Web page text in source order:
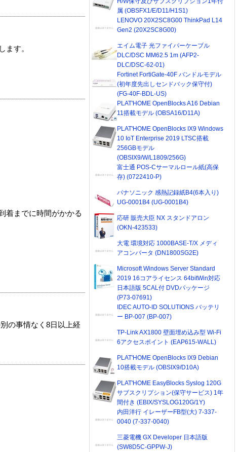
ます。
着までに時間がかかる
の事情なく8日以上経
属 (OBSFX1/E/D11/H1S1)
LENOVO 20X2SC8G00 ThinkPad L14
Gen2 (20X2SC8G00)
エイム電子 光ファイバーケーブル
DLC/DSC MM62.5 1m (AFP2-
DLC/DSC-62-01)
Fortinet FortiGate-40F バンドルモデル
(初年度先出しセンドバック保守付)
(FG-40F-BDL-US)
PLAT'HOME OpenBlocks A16 Debian
11搭載モデル (OBSA16/D11A)
PLAT'HOME OpenBlocks IX9 Windows
10 IoT Enterprise 2019 LTSC搭載
256GBモデル
(OBSIX9/W/L1809/256G)
富士通 POS-Cサーマルロール紙(高保
存) (0722410-P)
パナソニック 感熱記録紙B4(6本入り)
UG-0001B4 (UG-0001B4)
応研 販売大臣 NX スタンドアロン
(OKN-423533)
大電 環境対応 1000BASE-T/X メディ
アコンバータ (DN1800SG2E)
Microsoft Windows Server Standard
2019 16コアライセンス 64bitWin対応
日本語版 5CAL付 DVDパッケージ
(P73-07691)
IDEC AUTO-ID SOLUTIONS バッテリ
ー BP-007 (BP-007)
TP-Link AX1800 壁面埋め込み型 Wi-Fi
6アクセスポイント (EAP615-WALL)
PLAT'HOME OpenBlocks IX9 Debian
10搭載モデル (OBSIX9/D10A)
PLAT'HOME EasyBlocks Syslog 120G
サブスクリプション(保守サービス) 1年
間付き (EBIX/SYSLOG120G/1Y)
内田洋行 イレーザーFB型(大) 7-337-
0040 (7-337-0040)
三菱電機 GX Developer 日本語版
(SW8D5C-GPPW-J)